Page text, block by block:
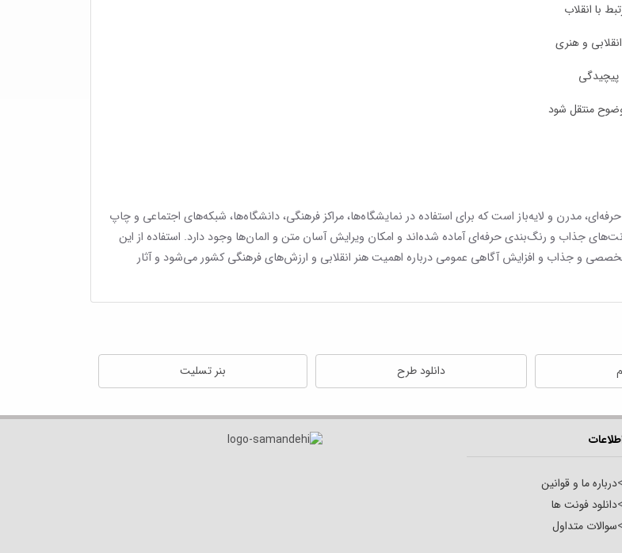
با انقلاب
و هنری
وضوح منتقل شود
مدرن و لایه‌باز است که برای استفاده در نمایشگاه‌ها، مراکز فرهنگی، دانشگاه‌ها، شبکه‌های اجتماعی و چاپ
جذاب و رنگ‌بندی حرفه‌ای آماده شده‌اند و امکان ویرایش آسان متن و المان‌ها وجود دارد. استفاده از این
و جذاب و افزایش آگاهی عمومی درباره اهمیت هنر انقلابی و ارزش‌های فرهنگی کشور می‌شود و آثار
دانلود طرح بنر تسلیت
>درباره ما و قوانین
>دانلود فونت ها
>سوالات متداول